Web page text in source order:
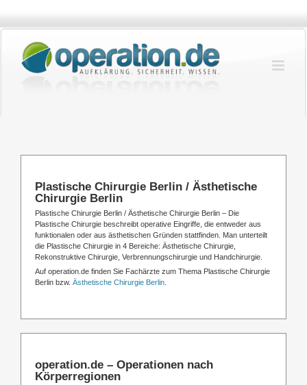
springen
Plastische Chirurgie Berlin / Ästhetische
Chirurgie Berlin
Plastische Chirurgie Berlin / Ästhetische Chirurgie Berlin – Die
Plastische Chirurgie beschreibt operative Eingriffe, die entweder aus
funktionalen oder aus ästhetischen Gründen stattfinden. Man unterteilt
die Plastische Chirurgie in 4 Bereiche: Ästhetische Chirurgie,
Rekonstruktive Chirurgie Verbrennungschirurgie und Handchirurgie.
Auf operation.de finden Sie Fachärzte zum Thema Plastische Chirurgie
Berlin bzw. Ästhetische Chirurgie Berlin
operation.de – Operationen nach
Körperregionen